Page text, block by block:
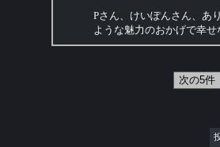
Pさん、けいぽんさん、あ
ような魅力のおかげで幸せ